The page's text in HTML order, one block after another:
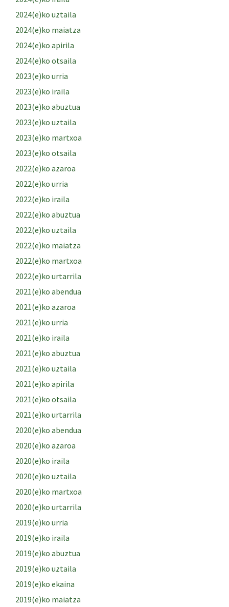
2024(e)ko uztaila
2024(e)ko maiatza
2024(e)ko apirila
2024(e)ko otsaila
2023(e)ko urria
2023(e)ko iraila
2023(e)ko abuztua
2023(e)ko uztaila
2023(e)ko martxoa
2023(e)ko otsaila
2022(e)ko azaroa
2022(e)ko urria
2022(e)ko iraila
2022(e)ko abuztua
2022(e)ko uztaila
2022(e)ko maiatza
2022(e)ko martxoa
2022(e)ko urtarrila
2021(e)ko abendua
2021(e)ko azaroa
2021(e)ko urria
2021(e)ko iraila
2021(e)ko abuztua
2021(e)ko uztaila
2021(e)ko apirila
2021(e)ko otsaila
2021(e)ko urtarrila
2020(e)ko abendua
2020(e)ko azaroa
2020(e)ko iraila
2020(e)ko uztaila
2020(e)ko martxoa
2020(e)ko urtarrila
2019(e)ko urria
2019(e)ko iraila
2019(e)ko abuztua
2019(e)ko uztaila
2019(e)ko ekaina
2019(e)ko maiatza